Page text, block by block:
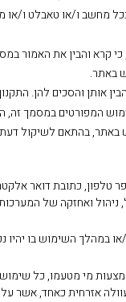
₪35.00
באתר, בהתאם לשיקול
ואחזקה של
במהלך השימוש בו
מי מטעמו, כל
אזרחית כאחד, אשר